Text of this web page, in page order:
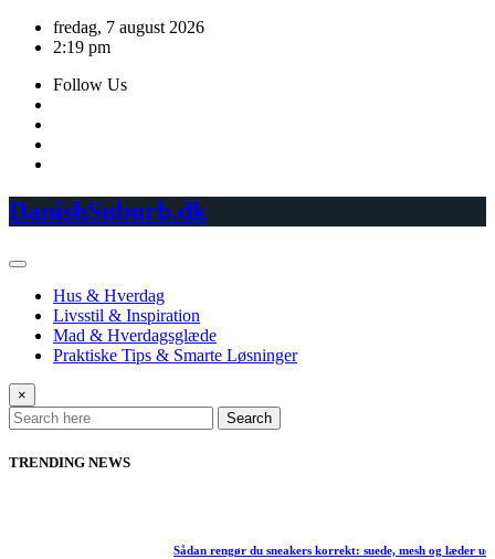
Skip
fredag, 7 august 2026
2:19 pm
Follow Us
DanishSuburb.dk
Hus & Hverdag
Livsstil & Inspiration
Mad & Hverdagsglæde
Praktiske Tips & Smarte Løsninger
×
Search
TRENDING NEWS
Sådan rengør du sneakers korrekt: suede, mesh og læder uden at ødelægge